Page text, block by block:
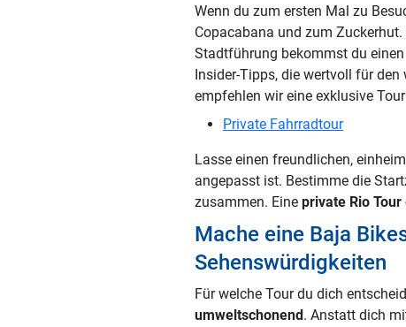
Wenn du zum ersten Mal zu
Copacabana und zum
Stadtführung bekommst du
Insider-Tipps, die wertvoll für
empfehlen wir eine exklusive
Private Fahrradtour
Lasse einen freundlichen,
angepasst ist. Bestimme die
zusammen. Eine private Rio
Mache eine Baja
Sehenswürdigkeiten
Für welche Tour du dich
umweltschonend. Anstatt dich